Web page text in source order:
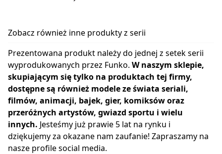
Zobacz również inne produkty z serii
Prezentowana produkt należy do jednej z setek serii
wyprodukowanych przez Funko. W naszym sklepie,
skupiającym się tylko na produktach tej firmy,
dostępne są również modele ze świata seriali,
filmów, animacji, bajek, gier, komiksów oraz
przeróżnych artystów, gwiazd sportu i wielu
innych. Jesteśmy już prawie 5 lat na rynku i
dziękujemy za okazane nam zaufanie! Zapraszamy na
nasze profile social media.